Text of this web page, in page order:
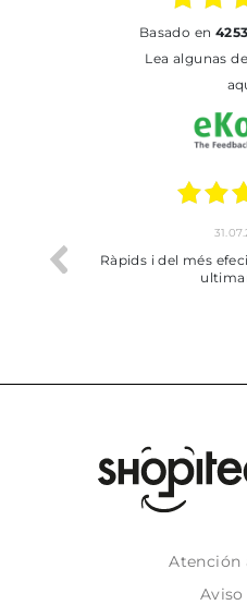
basado en
Lea algunas de las opiniones
Ràpids i del més
Atención